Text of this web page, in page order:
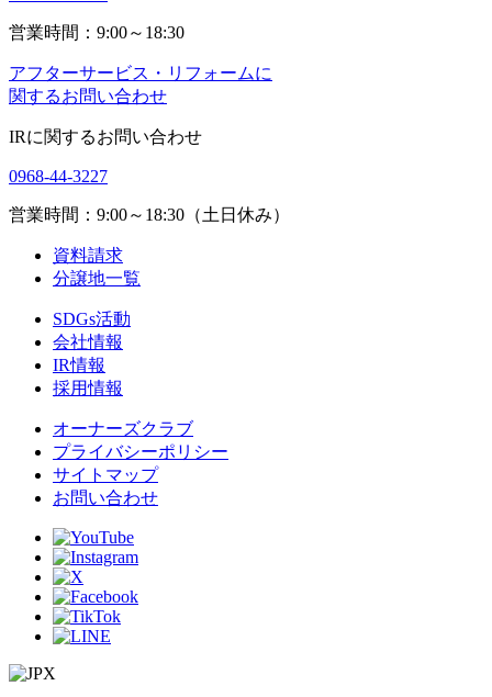
営業時間：9:00～18:30
アフターサービス・リフォームに
関するお問い合わせ
IRに関するお問い合わせ
0968-44-3227
営業時間：9:00～18:30（土日休み）
資料請求
分譲地一覧
SDGs活動
会社情報
IR情報
採用情報
オーナーズクラブ
プライバシーポリシー
サイトマップ
お問い合わせ